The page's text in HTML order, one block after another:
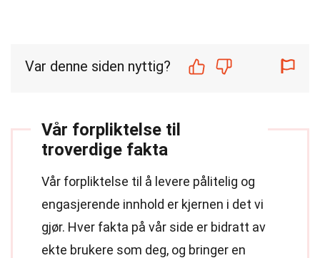
Var denne siden nyttig?
Vår forpliktelse til
troverdige fakta
Vår forpliktelse til å levere pålitelig og
engasjerende innhold er kjernen i det vi
gjør. Hver fakta på vår side er bidratt av
ekte brukere som deg, og bringer en